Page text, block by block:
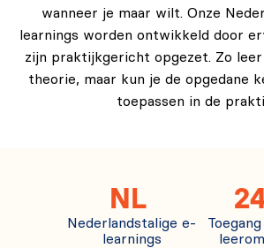
Module 7: Webprojecten Bouwen
Module 7.1: JavaScript Moderne
CreateElement. Een interactieve
(toepassing van alles).
Module 7.2: CSS en JavaScript
Module 7.4: Debugging en
optimalisatie.
wanneer je maar wilt. Onze
learnings worden ontwikkeld door
zijn praktijkgericht opgezet. Zo
theorie, maar kun je de opgedane
toepassen in de
NL
Nederlandstalige e-
learnings